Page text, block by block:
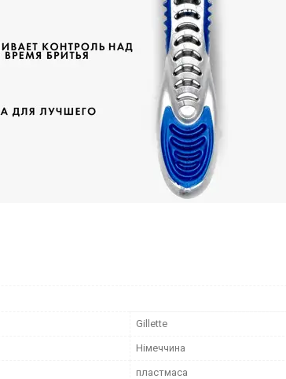
Gillette
Німеччина
пластмаса